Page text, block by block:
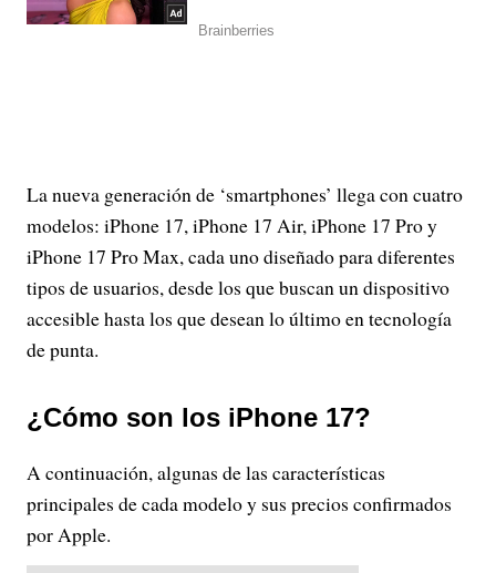
La nueva generación de ‘smartphones’ llega con cuatro
modelos: iPhone 17, iPhone 17 Air, iPhone 17 Pro y
iPhone 17 Pro Max, cada uno diseñado para diferentes
tipos de usuarios, desde los que buscan un dispositivo
accesible hasta los que desean lo último en tecnología
de punta.
¿Cómo son los iPhone 17?
A continuación, algunas de las características
principales de cada modelo y sus precios confirmados
por Apple.